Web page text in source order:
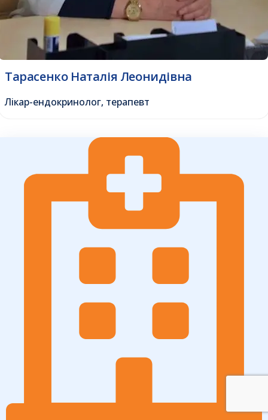
Тарасенко Наталія Леонидівна
Лікар-ендокринолог, терапевт